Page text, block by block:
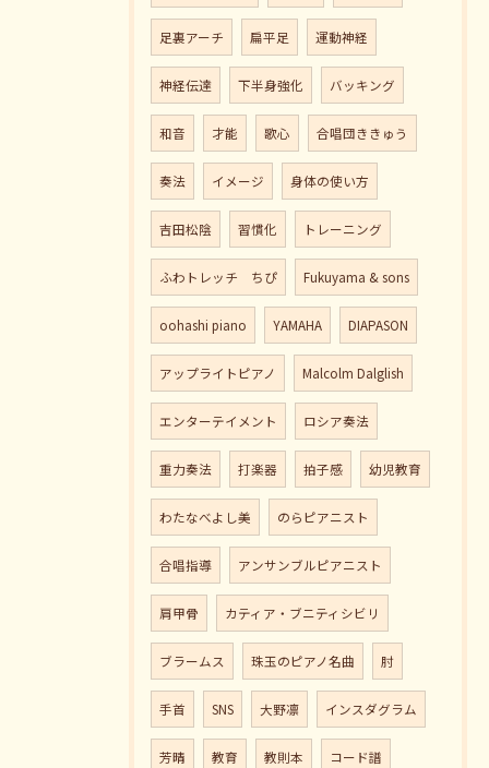
足裏アーチ 扁平足 運動神経
神経伝達 下半身強化 バッキング
和音 才能 歌心 合唱団ききゅう
奏法 イメージ 身体の使い方
吉田松陰 習慣化 トレーニング
ふわトレッチ ちぴ Fukuyama & sons
oohashi piano YAMAHA DIAPASON
アップライトピアノ Malcolm Dalglish
エンターテイメント ロシア奏法
重力奏法 打楽器 拍子感 幼児教育
わたなべよし美 のらピアニスト
合唱指導 アンサンブルピアニスト
肩甲骨 カティア・ブニティシビリ
ブラームス 珠玉のピアノ名曲 肘
手首 SNS 大野凛 インスダグラム
芳晴 教育 教則本 コード譜